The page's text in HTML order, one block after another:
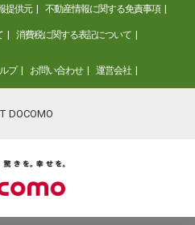
提供元 不動産情報に関する免責事項
消費税に関する表記について
プ お問い合わせ 運営会社
DOCOMO